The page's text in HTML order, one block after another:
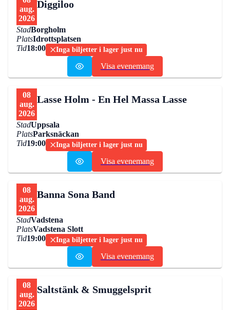
aug.
2026
Diggiloo
StadBorgholm
PlatsIdrottsplatsen
Tid18:00 Inga biljetter i lager just nu
Visa evenemang
08
aug.
2026
Lasse Holm - En Hel Massa Lasse
StadUppsala
PlatsParksnäckan
Tid19:00 Inga biljetter i lager just nu
Visa evenemang
08
aug.
2026
Banna Sona Band
StadVadstena
PlatsVadstena Slott
Tid19:00 Inga biljetter i lager just nu
Visa evenemang
08
aug.
2026
Saltstänk & Smuggelsprit